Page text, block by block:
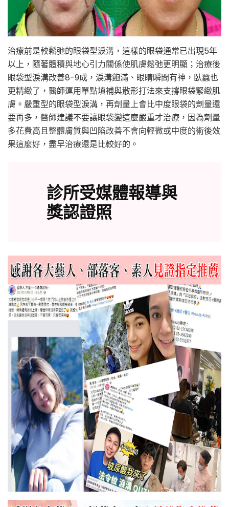
治療前是較鬆弛的眼袋型淚溝，這樣的眼袋通常已出現5年
以上，隨著體積與地心引力關係使肌膚鬆弛更明顯；治療後
眼袋型淚溝改善8-9成，淚溝飽滿、眼睛瞬間有神，臥蠶也
更精緻了，醫師運用單點填補與散形打法來支撐眼袋緊緻肌
膚。嚴重型的眼袋型淚溝，再劑量上會比中度眼袋的劑量還
要再多，醫師建議不要讓眼袋變這麼嚴重才治療，因為劑量
多花費高且整體膚質與凹陷改善不會向輕微或中度的術後效
果這麼好，盡早治療還是比較好的。
診所受媒體報導與
獎認證照